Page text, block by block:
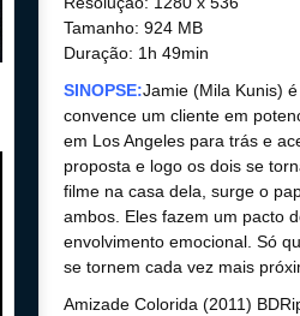
Tamanho: 924 MB
Duração: 1h 49min
SINOPSE:Jamie (Mila Kunis)
convence um cliente em
em Los Angeles para trás e
proposta e logo os dois se
filme na casa dela, surge o
ambos. Eles fazem um pacto
envolvimento emocional. Só
se tornem cada vez mais
Amizade Colorida (2011)